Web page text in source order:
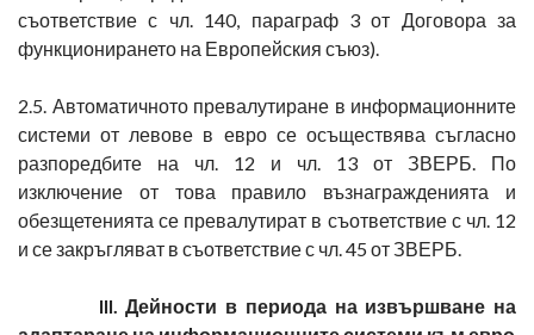
съответствие с чл. 140, параграф 3 от Договора за
функционирането на Европейския съюз).
2.5. Автоматичното превалутиране в информационните
системи от левове в евро се осъществява съгласно
разпоредбите на чл. 12 и чл. 13 от ЗВЕРБ. По
изключение от това правило възнагражденията и
обезщетенията се превалутират в съответствие с чл. 12
и се закръгляват в съответствие с чл. 45 от ЗВЕРБ.
III. Дейности в периода на извършване на